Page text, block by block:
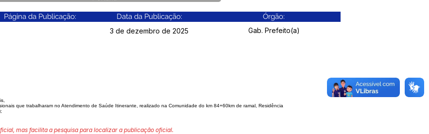
Página da Publicação: Data da Publicação: Órgão:
3 de dezembro de 2025 Gab. Prefeito(a)
que trabalharam no Atendimento de Saúde Itinerante, realizado na Comunidade do km 84+60km de ramal, Residência
mas facilita a pesquisa para localizar a publicação oficial.